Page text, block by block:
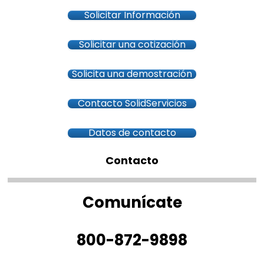
Solicitar Información
Solicitar una cotización
Solicita una demostración
Contacto SolidServicios
Datos de contacto
Contacto
Comunícate
800-872-9898